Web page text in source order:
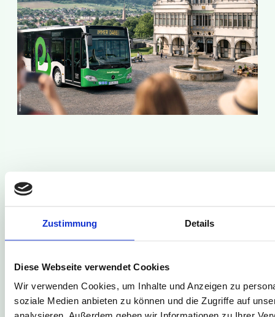
Zustimmung Details
Diese Webseite verwendet Cookies
Wir verwenden Cookies, um Inhalte und Anzeigen zu
soziale Medien anbieten zu können und die Zugriffe auf
Wir verbinden Menschen, Orte und
Möglichkeiten – zuverlässig, modern und
mit Herz. HochstiftBewegt steht für eine